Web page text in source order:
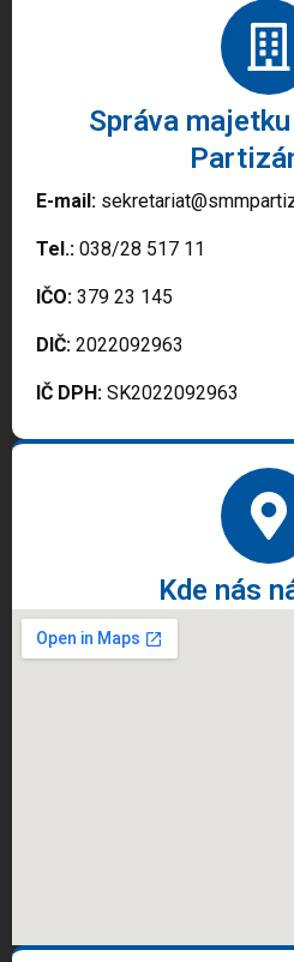
Správa
E-mail:
Tel.: 038/28 517 11
IČO: 379 23 145
DIČ: 2022092963
IČ DPH: SK2022092963
Kde nás